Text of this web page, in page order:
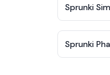
Sprunki
Sprunki